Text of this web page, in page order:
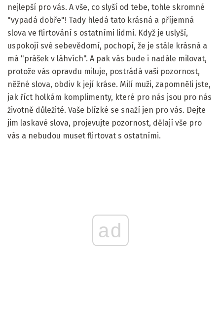
nejlepší pro vás. A vše, co slyší od tebe, tohle skromné ​​
"vypadá dobře"! Tady hledá tato krásná a příjemná
slova ve flirtování s ostatními lidmi. Když je uslyší,
uspokojí své sebevědomí, pochopí, že je stále krásná a
má "prášek v láhvích". A pak vás bude i nadále milovat,
protože vás opravdu miluje, postrádá vaši pozornost,
něžné slova, obdiv k její kráse. Milí muži, zapomněli jste,
jak říct holkám komplimenty, které pro nás jsou pro nás
životně důležité. Vaše blízké se snaží jen pro vás. Dejte
jim laskavé slova, projevujte pozornost, dělají vše pro
vás a nebudou muset flirtovat s ostatními.
ad